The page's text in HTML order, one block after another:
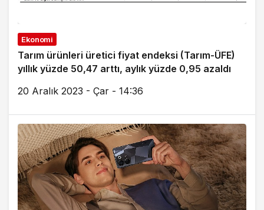
Ekonomi
Tarım ürünleri üretici fiyat endeksi (Tarım-ÜFE)
yıllık yüzde 50,47 arttı, aylık yüzde 0,95 azaldı
20 Aralık 2023 - Çar - 14:36